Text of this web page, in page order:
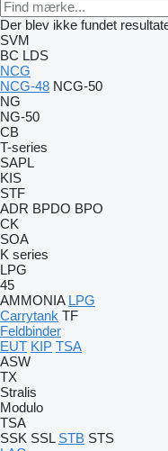
Der blev ikke fundet
SVM
BC LDS
NCG
NCG-48 NCG-50
NG
NG-50
CB
T-series
SAPL
KIS
STF
ADR BPDO BPO
CK
SOA
K series
LPG
45
AMMONIA LPG
Carrytank TF
Feldbinder
EUT KIP TSA
ASW
TX
Stralis
Modulo
TSA
SSK SSL STB STS